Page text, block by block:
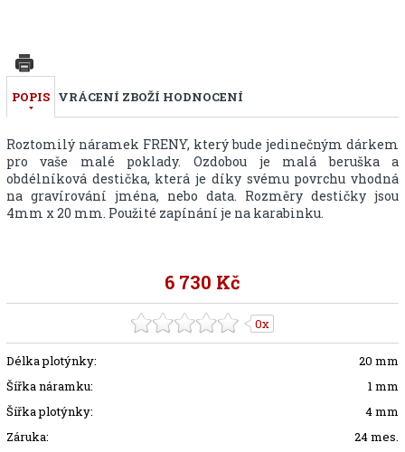
POPIS VRÁCENÍ ZBOŽÍ HODNOCENÍ
Roztomilý náramek FRENY, který bude jedinečným dárkem
pro vaše malé poklady. Ozdobou je malá beruška a
obdélníková destička, která je díky svému povrchu vhodná
na gravírování jména, nebo data. Rozměry destičky jsou
4mm x 20 mm. Použité zapínání je na karabinku.
6 730 Kč
0x
Délka plotýnky:
20 mm
Šířka náramku:
1 mm
Šířka plotýnky:
4 mm
Záruka:
24 mes.